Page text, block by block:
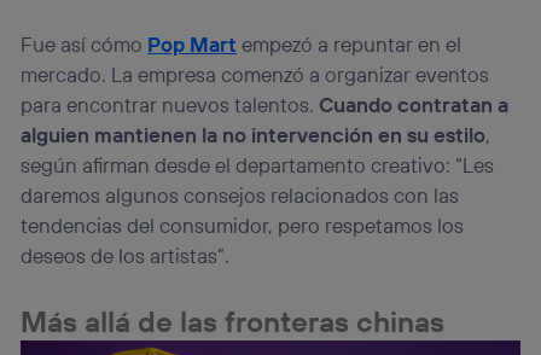
Fue así cómo Pop Mart empezó a repuntar en el
mercado. La empresa comenzó a organizar eventos
para encontrar nuevos talentos. Cuando contratan a
alguien mantienen la no intervención en su estilo,
según afirman desde el departamento creativo: “Les
daremos algunos consejos relacionados con las
tendencias del consumidor, pero respetamos los
deseos de los artistas”.
Más allá de las fronteras chinas